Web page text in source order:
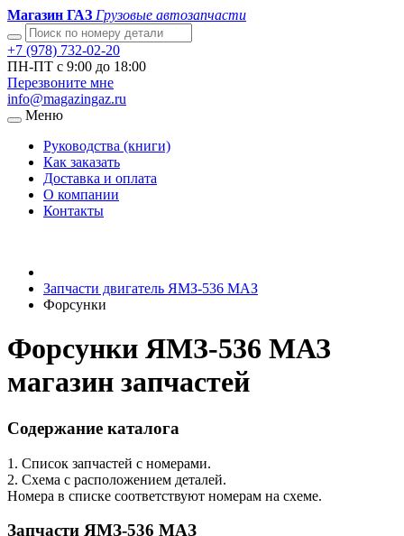
Магазин ГАЗ Грузовые автозапчасти
+7 (978) 732-02-20
ПН-ПТ с 9:00 до 18:00
Перезвоните мне
info@magazingaz.ru
Меню
Руководства (книги)
Как заказать
Доставка и оплата
О компании
Контакты
Запчасти двигатель ЯМЗ-536 МАЗ
Форсунки
Форсунки ЯМЗ-536 МАЗ
магазин запчастей
Содержание каталога
1. Список запчастей с номерами.
2. Схема с расположением деталей.
Номера в списке соответствуют номерам на схеме.
Запчасти ЯМЗ-536 МАЗ